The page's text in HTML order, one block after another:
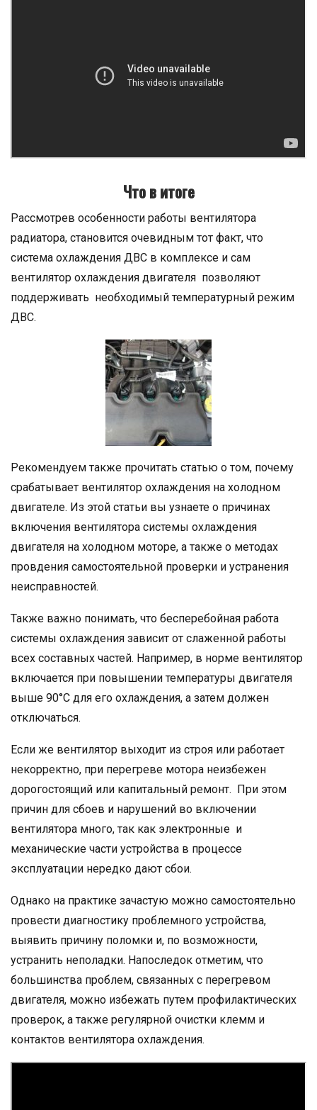
Что в итоге
Рассмотрев особенности работы вентилятора
радиатора, становится очевидным тот факт, что
система охлаждения ДВС в комплексе и сам
вентилятор охлаждения двигателя позволяют
поддерживать необходимый температурный режим
ДВС.
Рекомендуем также прочитать статью о том, почему
срабатывает вентилятор охлаждения на холодном
двигателе. Из этой статьи вы узнаете о причинах
включения вентилятора системы охлаждения
двигателя на холодном моторе, а также о методах
провдения самостоятельной проверки и устранения
неисправностей.
Также важно понимать, что бесперебойная работа
системы охлаждения зависит от слаженной работы
всех составных частей. Например, в норме вентилятор
включается при повышении температуры двигателя
выше 90°C для его охлаждения, а затем должен
отключаться.
Если же вентилятор выходит из строя или работает
некорректно, при перегреве мотора неизбежен
дорогостоящий или капитальный ремонт. При этом
причин для сбоев и нарушений во включении
вентилятора много, так как электронные и
механические части устройства в процессе
эксплуатации нередко дают сбои.
Однако на практике зачастую можно самостоятельно
провести диагностику проблемного устройства,
выявить причину поломки и, по возможности,
устранить неполадки. Напоследок отметим, что
большинства проблем, связанных с перегревом
двигателя, можно избежать путем профилактических
проверок, а также регулярной очистки клемм и
контактов вентилятора охлаждения.